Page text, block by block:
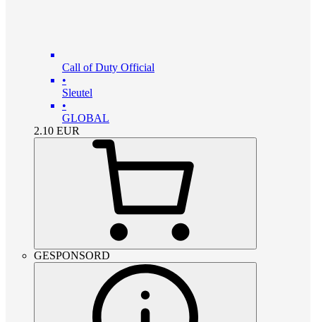
Call of Duty Official
•
Sleutel
•
GLOBAL
2.10 EUR
GESPONSORD